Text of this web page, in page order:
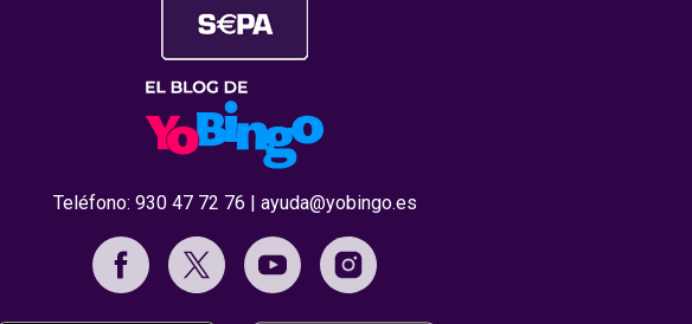
Teléfono: 930 47 72 76 | ayuda@yobingo.es